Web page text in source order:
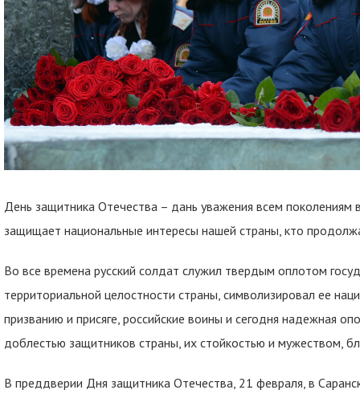
День защитника Отечества – дань уважения всем поколениям
защищает национальные интересы нашей страны, кто
Во все времена русский солдат служил твердым оплотом
территориальной целостности страны, символизировал ее
призванию и присяге, российские воины и сегодня надежная
доблестью защитников страны, их стойкостью и мужеством,
В преддверии Дня защитника Отечества, 21 февраля, в